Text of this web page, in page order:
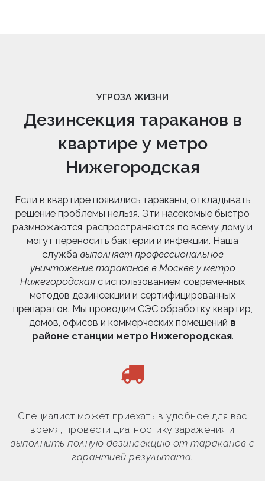
УГРОЗА ЖИЗНИ
Дезинсекция тараканов в
квартире у метро
Нижегородская
Если в квартире появились тараканы, откладывать
решение проблемы нельзя. Эти насекомые быстро
размножаются, распространяются по всему дому и
могут переносить бактерии и инфекции. Наша
служба выполняет профессиональное
уничтожение тараканов в Москве у метро
Нижегородская с использованием современных
методов дезинсекции и сертифицированных
препаратов. Мы проводим СЭС обработку квартир,
домов, офисов и коммерческих помещений в
районе станции метро Нижегородская.
Специалист может приехать в удобное для вас
время, провести диагностику заражения и
выполнить полную дезинсекцию от тараканов с
гарантией результата.